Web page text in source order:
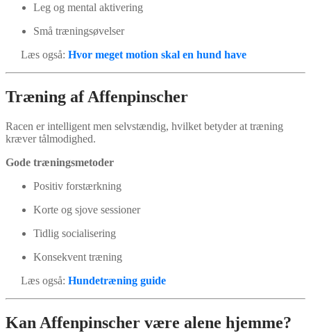
Leg og mental aktivering
Små træningsøvelser
Læs også:Hvor meget motion skal en hund have
Træning af Affenpinscher
Racen er intelligent men selvstændig, hvilket betyder at træning
kræver tålmodighed.
Gode træningsmetoder
Positiv forstærkning
Korte og sjove sessioner
Tidlig socialisering
Konsekvent træning
Læs også:Hundetræning guide
Kan Affenpinscher være alene hjemme?